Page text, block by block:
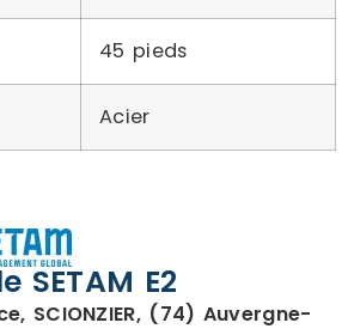
45 pieds
Acier
SETAM E2
SCIONZIER, (74) Auvergne-